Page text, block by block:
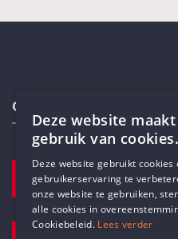
Contactgegevens
TELEFOON
+32 3 233 70 32
E-MAILADRES
Deze website maakt
gebruik van cookies.
Deze website gebruikt cookies
gebruikerservaring te
onze website te gebruiken,
alle cookies in
Cookiebeleid. Lees verder